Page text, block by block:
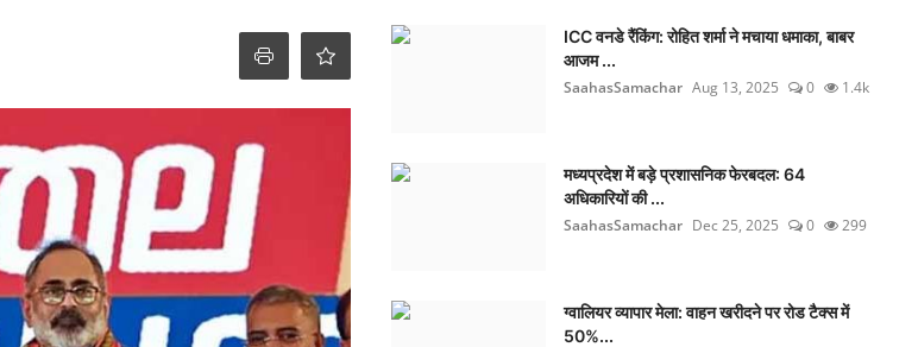
ICC वनडे रैंकिंग: रोहित शर्मा ने मचाया धमाका, बाबर
आजम ...
SaahasSamachar Aug 13, 2025 0 1.4k
मध्यप्रदेश में बड़े प्रशासनिक फेरबदल: 64
अधिकारियों की ...
SaahasSamachar Dec 25, 2025 0 299
ग्वालियर व्यापार मेला: वाहन खरीदने पर रोड टैक्स में
50%...